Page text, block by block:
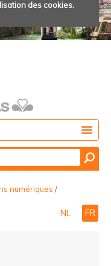
des cookies.
numériques /
NL FR